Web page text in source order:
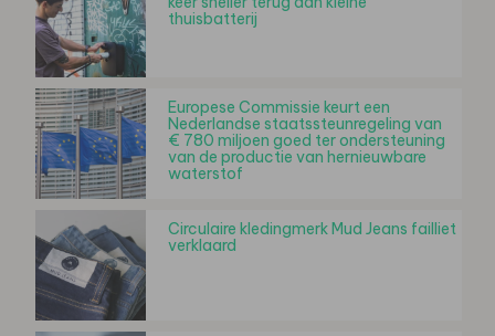
thuisbatterij
Europese Commissie keurt een
Nederlandse staatssteunregeling van
€ 780 miljoen goed ter ondersteuning
van de productie van hernieuwbare
waterstof
Circulaire kledingmerk Mud Jeans failliet
verklaard